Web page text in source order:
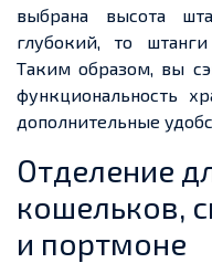
выбрана высота
глубокий, то
Таким образом, вы
функциональность
дополнительные
Отделение
кошельков,
и портмоне